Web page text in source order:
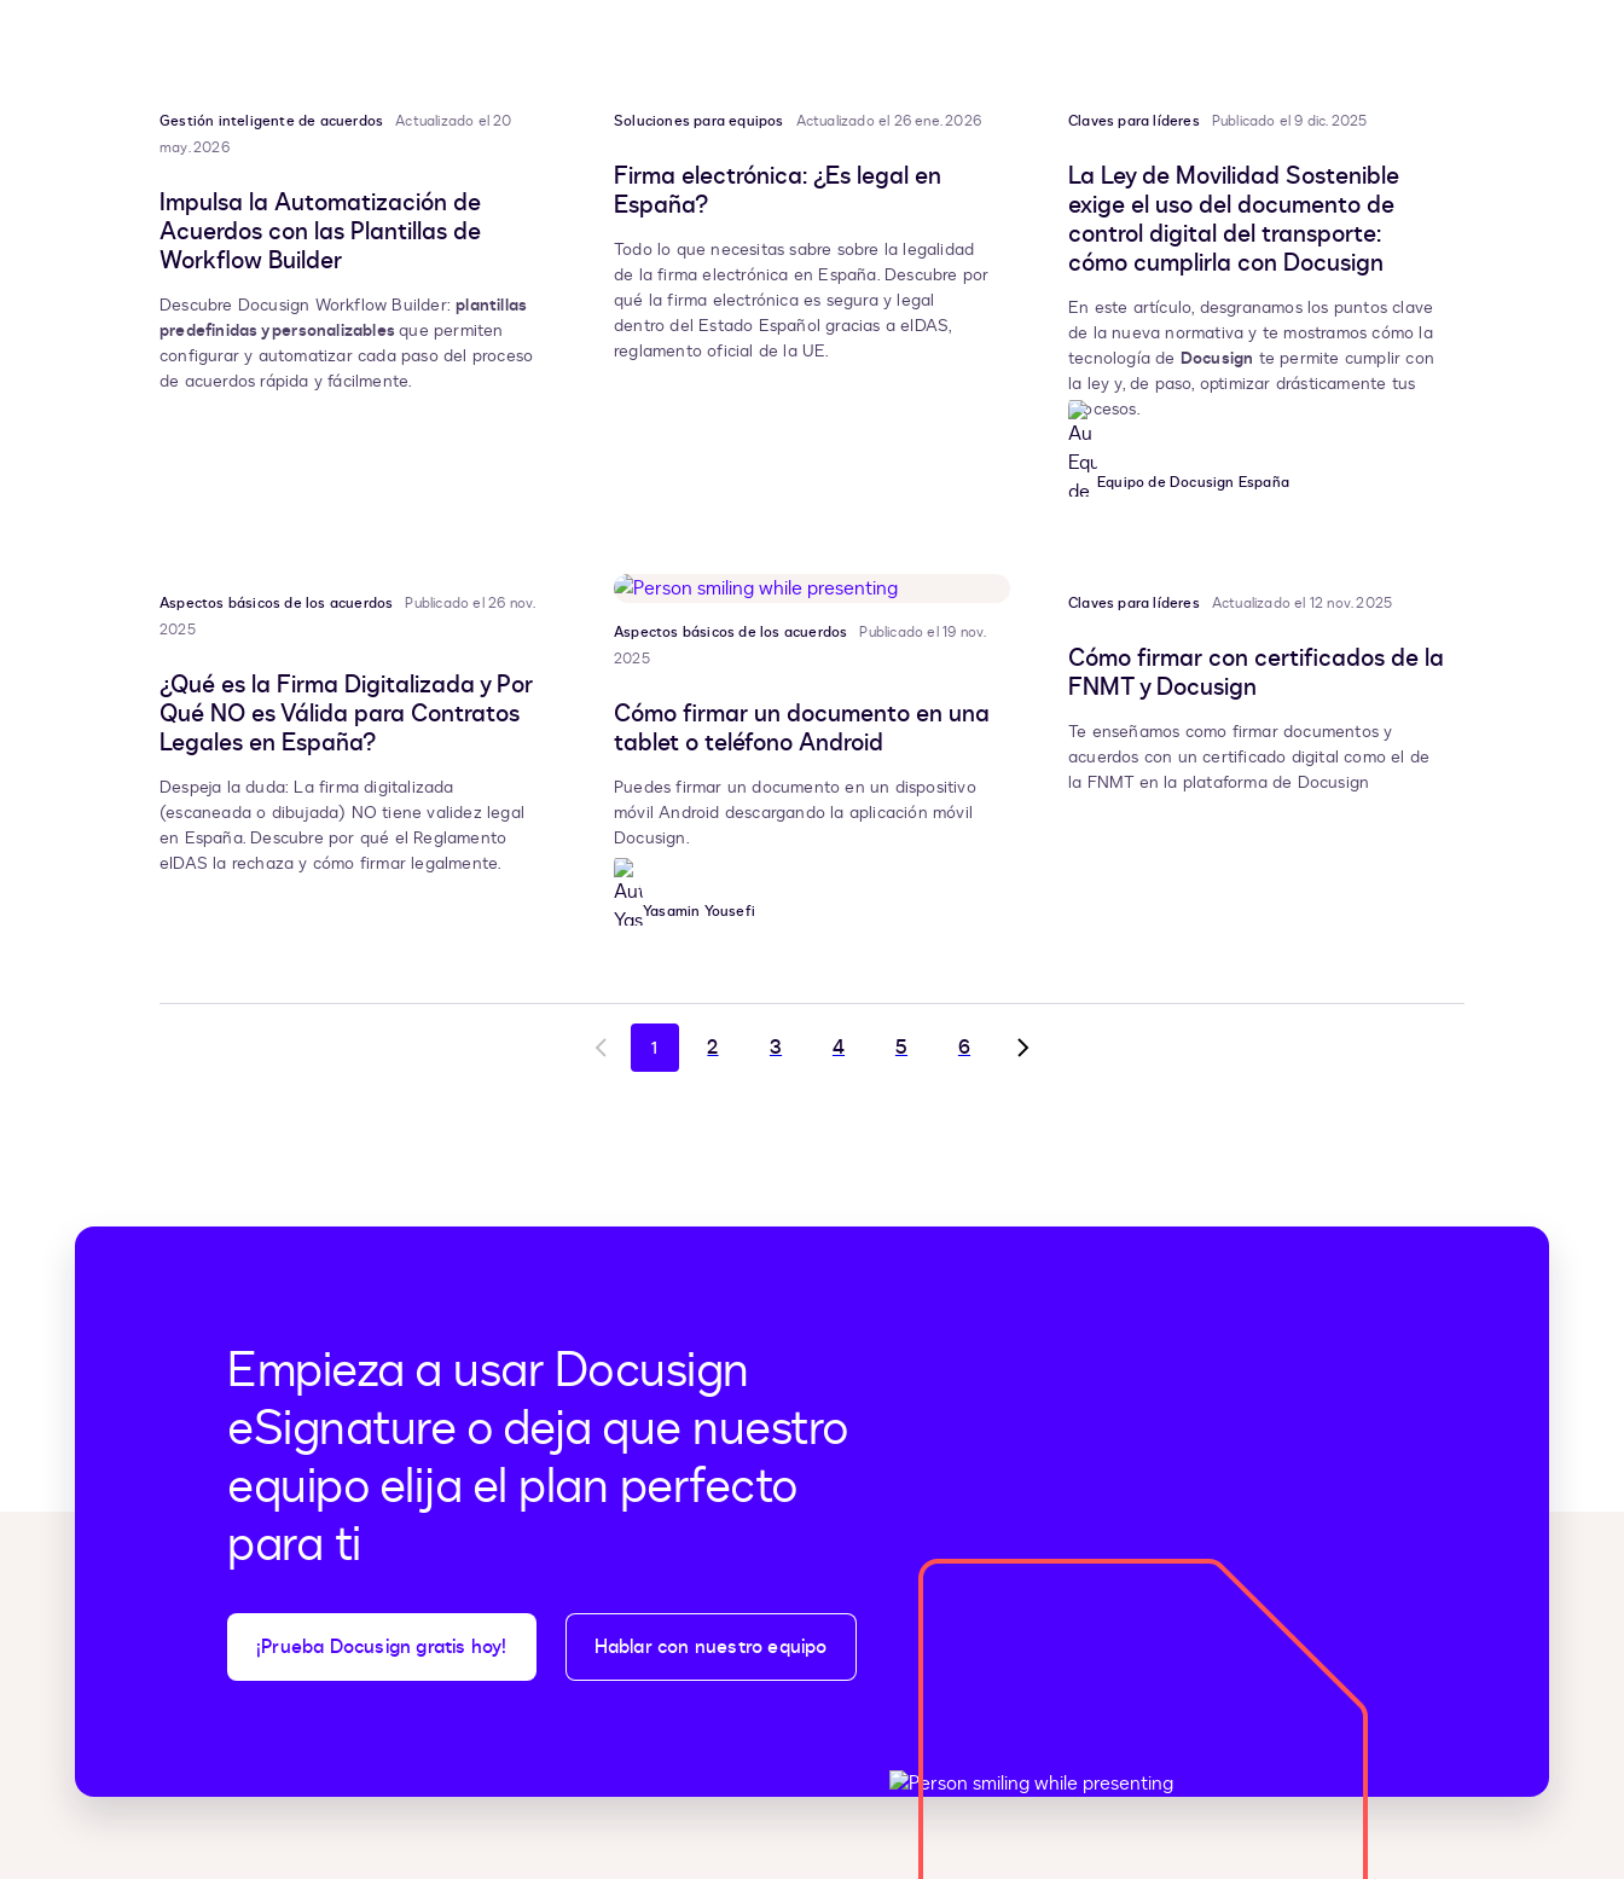
Gestión inteligente de acuerdos
Actualizado el 20
may. 2026
Impulsa la Automatización de
Acuerdos con las Plantillas de
Workflow Builder
Descubre Docusign Workflow Builder:plantillas
predefinidas y personalizablesque permiten
configurar y automatizar cada paso del proceso
de acuerdos rápida y fácilmente.
Soluciones para equipos Actualizado el 26 ene. 2026
Firma electrónica: ¿Es legal en
España?
Todo lo que necesitas sabre sobre la legalidad
de la firma electrónica en España. Descubre por
qué la firma electrónica es segura y legal
dentro del Estado Español gracias a eIDAS,
reglamento oficial de la UE.
Claves para líderes Publicado el 9 dic. 2025
La Ley de Movilidad Sostenible
exige el uso del documento de
control digital del transporte:
cómo cumplirla con Docusign
En este artículo, desgranamos los puntos clave
de la nueva normativa y te mostramos cómo la
tecnología de Docusign te permite cumplir con
la ley y, de paso, optimizar drásticamente tus
procesos.
Equipo de Docusign España
Aspectos básicos de los acuerdos
Publicado el 26 nov.
2025
¿Qué es la Firma Digitalizada y Por
Qué NO es Válida para Contratos
Legales en España?
Despeja la duda: La firma digitalizada
(escaneada o dibujada) NO tiene validez legal
en España. Descubre por qué el Reglamento
eIDAS la rechaza y cómo firmar legalmente.
Aspectos básicos de los acuerdos
Publicado el 19 nov.
2025
Cómo firmar un documento en una
tablet o teléfono Android
Puedes firmar un documento en un dispositivo
móvil Android descargando la aplicación móvil
Docusign.
Yasamin Yousefi
Claves para líderes Actualizado el 12 nov. 2025
Cómo firmar con certificados de la
FNMT y Docusign
Te enseñamos como firmar documentos y
acuerdos con un certificado digital como el de
la FNMT en la plataforma de Docusign
Go
1 2 3 4 5 6
Go
Empieza a usar Docusign
eSignature o deja que nuestro
equipo elija el plan perfecto
para ti
¡Prueba Docusign gratis hoy! Hablar con nuestro equipo